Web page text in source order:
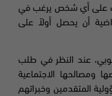
على أي شخص يرغب في
أن يحصل أولاً على
عند النظر في طلب
ومصالحها الاجتماعية
المتقدمين وخبراتهم